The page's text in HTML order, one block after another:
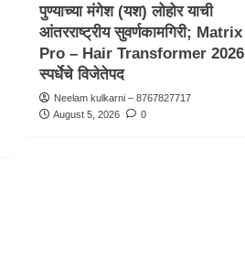
पुण्याच्या मंगेश (यश) लोहोर याची
आंतरराष्ट्रीय सुवर्णकामगिरी; Matrix
Pro – Hair Transformer 2026
स्पर्धेचे विजेतेपद
Neelam kulkarni – 8767827717
August 5, 2026
0